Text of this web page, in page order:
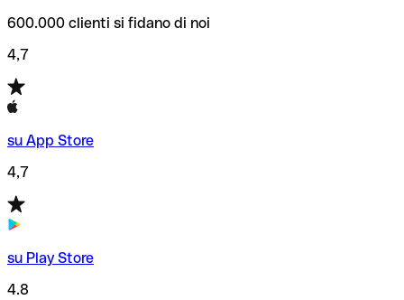
600.000 clienti si fidano di noi
4,7
su App Store
4,7
su Play Store
4.8